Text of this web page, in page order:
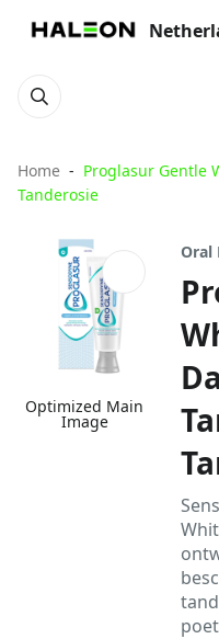
Home
Proglasur Gentle
Tanderosie
Optimized Main
Image
Oral